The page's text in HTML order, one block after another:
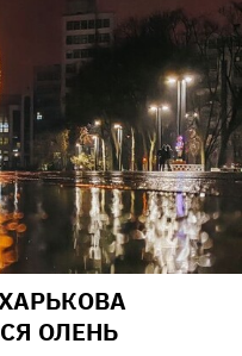
ОЛЕНЬ